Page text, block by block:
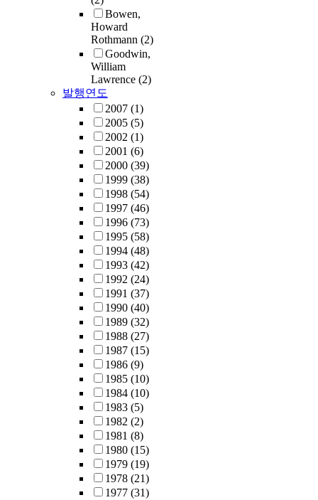
Bowen,
Howard
Rothmann (2)
Goodwin,
William
Lawrence (2)
발행연도
2007 (1)
2005 (5)
2002 (1)
2001 (6)
2000 (39)
1999 (38)
1998 (54)
1997 (46)
1996 (73)
1995 (58)
1994 (48)
1993 (42)
1992 (24)
1991 (37)
1990 (40)
1989 (32)
1988 (27)
1987 (15)
1986 (9)
1985 (10)
1984 (10)
1983 (5)
1982 (2)
1981 (8)
1980 (15)
1979 (19)
1978 (21)
1977 (31)